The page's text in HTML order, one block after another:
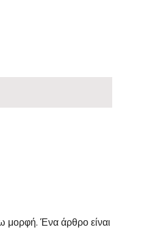
μορφή. Ένα άρθρο είναι